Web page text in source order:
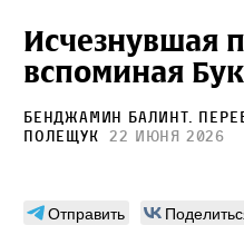
Исчезнувшая
вспоминая
Бенджамин Балинт.
Полещук
22 июня 2026
Отправить